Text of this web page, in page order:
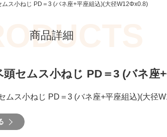
ムス小ねじ PD＝3 (バネ座+平座組込)(大径W12Φx0.8)
商品詳細
頭セムス小ねじ PD＝3 (バネ座
ムス小ねじ PD＝3 (バネ座+平座組込)(大径